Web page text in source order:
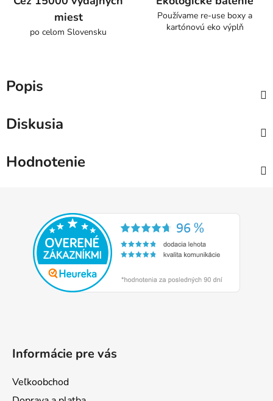
miest
po celom Slovensku
Používame re-use boxy a
kartónovú eko výplň
Popis
Diskusia
Hodnotenie
Informácie pre vás
Veľkoobchod